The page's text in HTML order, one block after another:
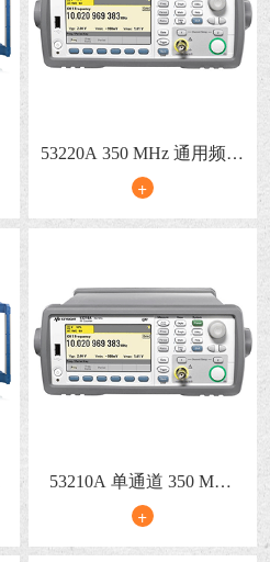
53220A 350 MHz 通用频率
计数器/计时器
+
53210A 单通道 350 MHz
射频频率计数器
+